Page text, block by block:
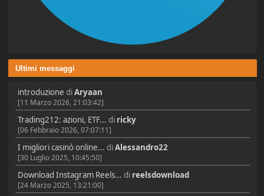
Ultimi messaggi
introduzione diAryaan
[11 Marzo 2026, 21:03:42]
Trading212: azioni, ETF... di ricky
[06 Febbraio 2026, 07:07:11]
I migliori casinò online... diAlessandro22
[30 Luglio 2025, 10:45:50]
Download Instagram Reels... di reelsdownload
[24 Marzo 2025, 13:21:00]